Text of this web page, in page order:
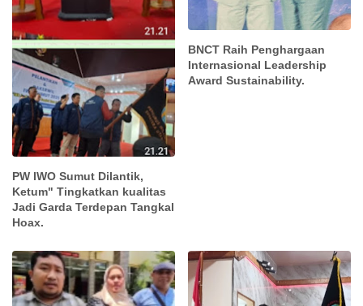
PW IWO Sumut Dilantik,
Ketum" Tingkatkan kualitas
Jadi Garda Terdepan Tangkal
Hoax.
BNCT Raih Penghargaan
Internasional Leadership
Award Sustainability.